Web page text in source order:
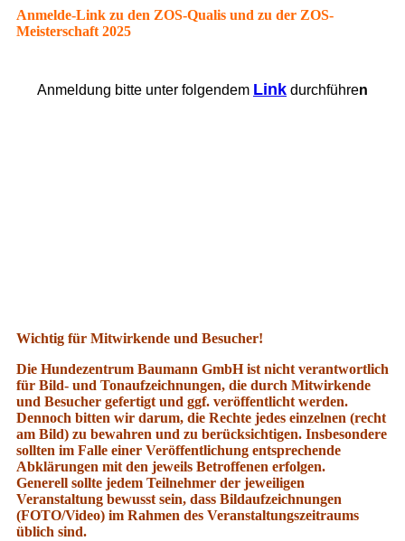
Anmelde-Link zu den ZOS-Qualis und zu der ZOS-
Meisterschaft 2025
Anmeldung bitte unter folgendem Link durchführen
Wichtig für Mitwirkende und Besucher!
Die Hundezentrum Baumann GmbH ist nicht verantwortlich
für Bild- und Tonaufzeichnungen, die durch Mitwirkende
und Besucher gefertigt und ggf. veröffentlicht werden.
Dennoch bitten wir darum, die Rechte jedes einzelnen (recht
am Bild) zu bewahren und zu berücksichtigen. Insbesondere
sollten im Falle einer Veröffentlichung entsprechende
Abklärungen mit den jeweils Betroffenen erfolgen.
Generell sollte jedem Teilnehmer der jeweiligen
Veranstaltung bewusst sein, dass Bildaufzeichnungen
(FOTO/Video) im Rahmen des Veranstaltungszeitraums
üblich sind.